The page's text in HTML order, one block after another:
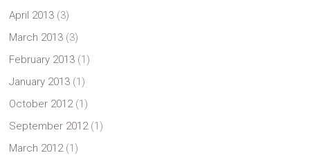
April 2013 (3)
March 2013 (3)
February 2013 (1)
January 2013 (1)
October 2012(1)
September 2012(1)
March 2012(1)